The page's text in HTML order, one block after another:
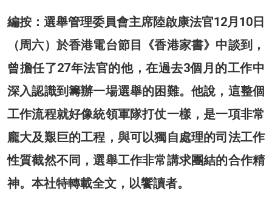
編按：選舉管理委員會主席陸啟康法官12月10日
（周六） 於香港電台節目《香港家書》中談到，
曾擔任了27年法官的他，在過去3個月的工作中
深入認識到籌辦一場選舉的困難。他說，這整個
工作流程就好像統領軍隊打仗一樣，是一項非常
龐大及艱巨的工程，與可以獨自處理的司法工作
性質截然不同，選舉工作非常講求團結的合作精
神。本社特轉載全文，以饗讀者。